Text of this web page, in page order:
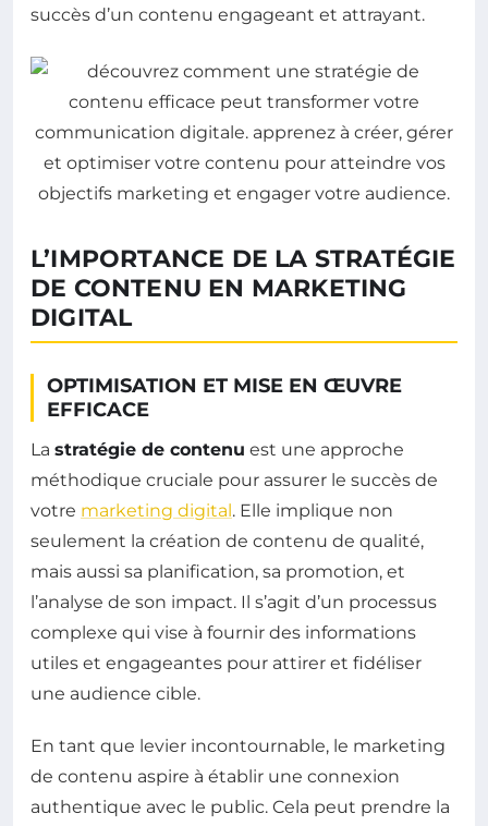
succès d’un contenu engageant et attrayant.
L’IMPORTANCE DE LA STRATÉGIE
DE CONTENU EN MARKETING
DIGITAL
OPTIMISATION ET MISE EN ŒUVRE
EFFICACE
La stratégie de contenu est une approche
méthodique cruciale pour assurer le succès de
votre marketing digital . Elle implique non
seulement la création de contenu de qualité,
mais aussi sa planification, sa promotion, et
l’analyse de son impact. Il s’agit d’un processus
complexe qui vise à fournir des informations
utiles et engageantes pour attirer et fidéliser
une audience cible.
En tant que levier incontournable, le marketing
de contenu aspire à établir une connexion
authentique avec le public. Cela peut prendre la